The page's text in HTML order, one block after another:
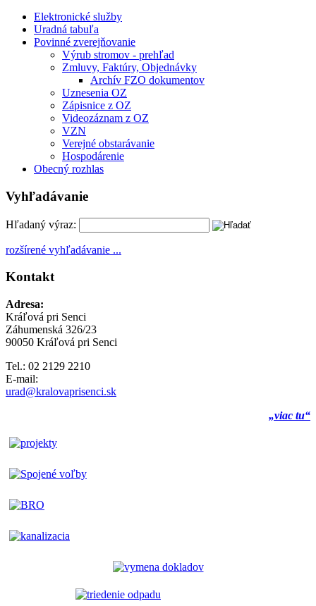
Elektronické služby
Uradná tabuľa
Povinné zverejňovanie
Výrub stromov - prehľad
Zmluvy, Faktúry, Objednávky
Archív FZO dokumentov
Uznesenia OZ
Zápisnice z OZ
Videozáznam z OZ
VZN
Verejné obstarávanie
Hospodárenie
Obecný rozhlas
Vyhľadávanie
Hľadaný výraz:
rozšírené vyhľadávanie ...
Kontakt
Adresa:
Kráľová pri Senci
Záhumenská 326/23
90050 Kráľová pri Senci
Tel.: 02 2129 2210
E-mail:
urad@kralovaprisenci.sk
„viac tu“